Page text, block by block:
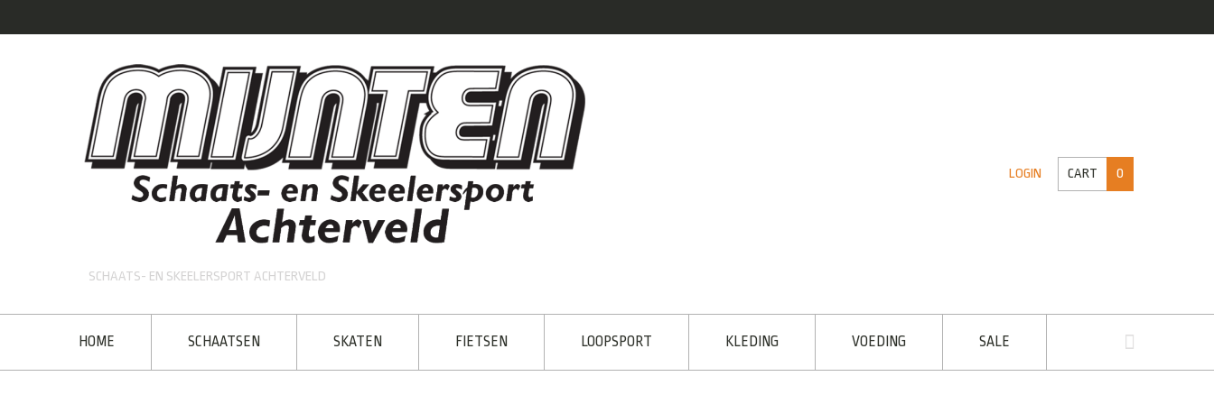
SCHAATS- EN SKEELERSPORT ACHTERVELD
LOGIN CART 0
HOME SCHAATSEN SKATEN FIETSEN LOOPSPORT KLEDING VOEDING SALE